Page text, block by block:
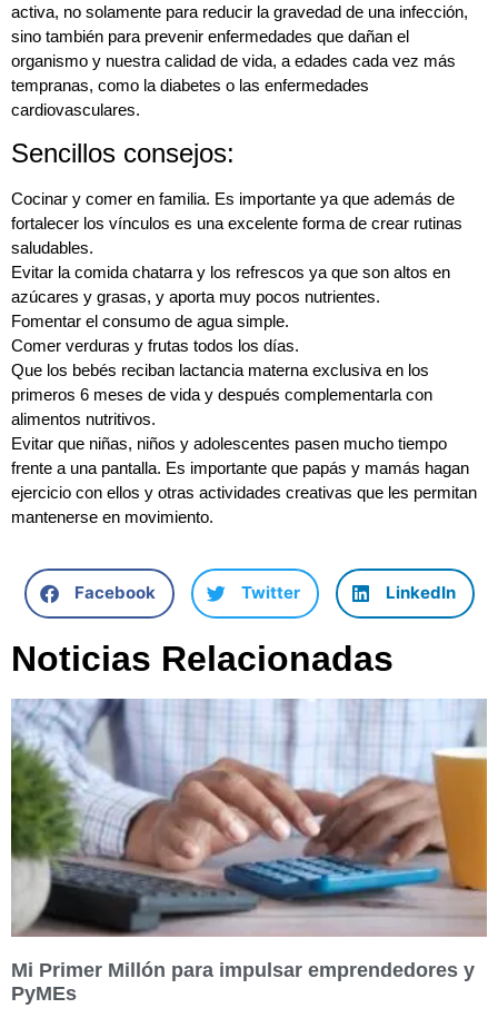
activa, no solamente para reducir la gravedad de una infección,
sino también para prevenir enfermedades que dañan el
organismo y nuestra calidad de vida, a edades cada vez más
tempranas, como la diabetes o las enfermedades
cardiovasculares.
Sencillos consejos:
Cocinar y comer en familia. Es importante ya que además de
fortalecer los vínculos es una excelente forma de crear rutinas
saludables.
Evitar la comida chatarra y los refrescos ya que son altos en
azúcares y grasas, y aporta muy pocos nutrientes.
Fomentar el consumo de agua simple.
Comer verduras y frutas todos los días.
Que los bebés reciban lactancia materna exclusiva en los
primeros 6 meses de vida y después complementarla con
alimentos nutritivos.
Evitar que niñas, niños y adolescentes pasen mucho tiempo
frente a una pantalla. Es importante que papás y mamás hagan
ejercicio con ellos y otras actividades creativas que les permitan
mantenerse en movimiento.
Facebook Twitter LinkedIn
Noticias Relacionadas
Mi Primer Millón para impulsar emprendedores y
PyMEs